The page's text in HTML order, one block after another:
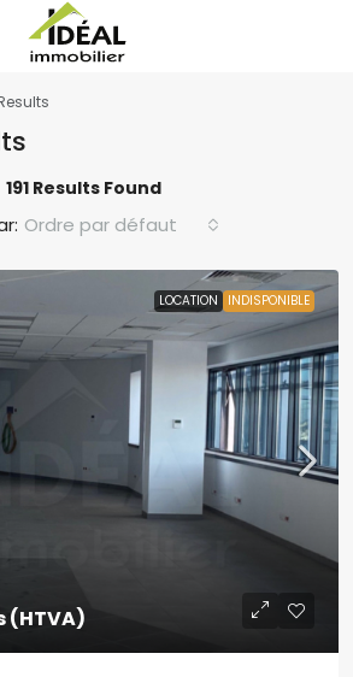
191 Results Found
Ordre par défaut
LOCATION INDISPONIBLE
(HTVA)